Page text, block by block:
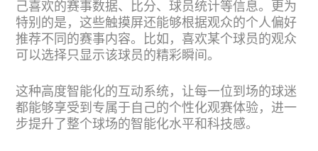
己喜欢的赛事数据、比分、球员统计等信息。更为
特别的是，这些触摸屏还能够根据观众的个人偏好
推荐不同的赛事内容。比如，喜欢某个球员的观众
可以选择只显示该球员的精彩瞬间。
这种高度智能化的互动系统，让每一位到场的球迷
都能够享受到专属于自己的个性化观赛体验，进一
步提升了整个球场的智能化水平和科技感。